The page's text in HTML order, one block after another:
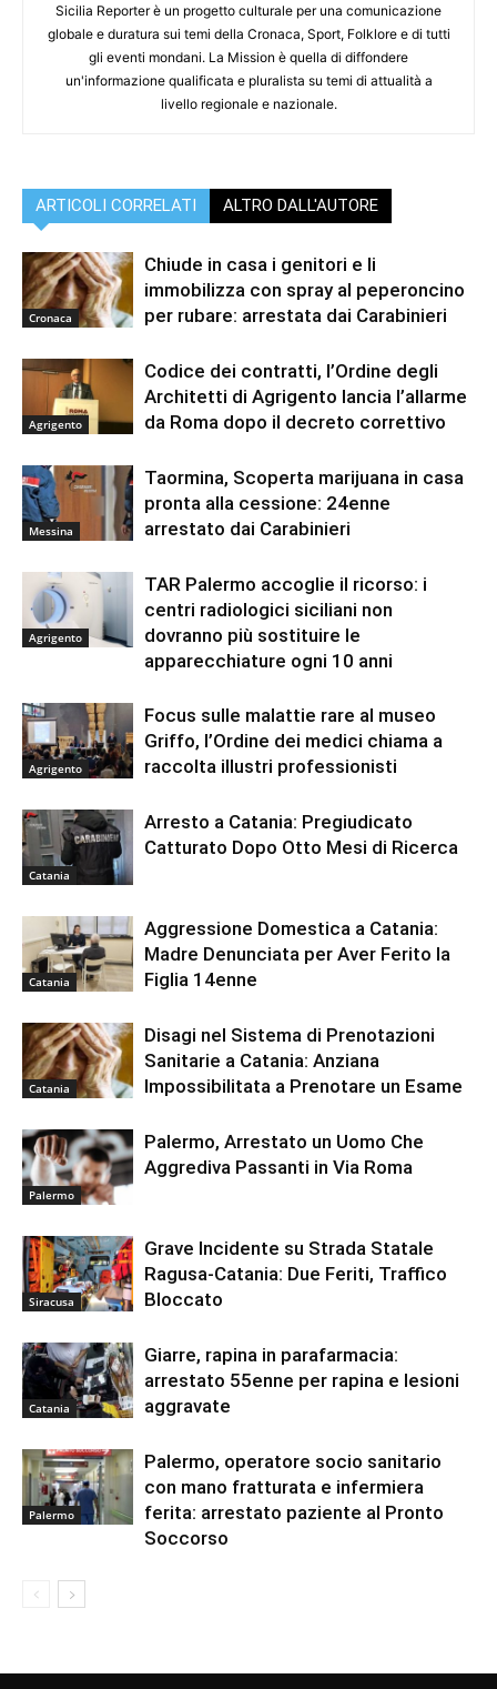
Sicilia Reporter è un progetto culturale per una comunicazione
globale e duratura sui temi della Cronaca, Sport, Folklore e di tutti
gli eventi mondani. La Mission è quella di diffondere
un'informazione qualificata e pluralista su temi di attualità a
livello regionale e nazionale.
ARTICOLI CORRELATI ALTRO DALL'AUTORE
Cronaca
Chiude in casa i genitori e li
immobilizza con spray al peperoncino
per rubare: arrestata dai Carabinieri
Agrigento
Codice dei contratti, l’Ordine degli
Architetti di Agrigento lancia l’allarme
da Roma dopo il decreto correttivo
Messina
Taormina, Scoperta marijuana in casa
pronta alla cessione: 24enne
arrestato dai Carabinieri
Agrigento
TAR Palermo accoglie il ricorso: i
centri radiologici siciliani non
dovranno più sostituire le
apparecchiature ogni 10 anni
Agrigento
Focus sulle malattie rare al museo
Griffo, l’Ordine dei medici chiama a
raccolta illustri professionisti
Catania
Arresto a Catania: Pregiudicato
Catturato Dopo Otto Mesi di Ricerca
Catania
Aggressione Domestica a Catania:
Madre Denunciata per Aver Ferito la
Figlia 14enne
Catania
Disagi nel Sistema di Prenotazioni
Sanitarie a Catania: Anziana
Impossibilitata a Prenotare un Esame
Palermo
Palermo, Arrestato un Uomo Che
Aggrediva Passanti in Via Roma
Siracusa
Grave Incidente su Strada Statale
Ragusa-Catania: Due Feriti, Traffico
Bloccato
Catania
Giarre, rapina in parafarmacia:
arrestato 55enne per rapina e lesioni
aggravate
Palermo
Palermo, operatore socio sanitario
con mano fratturata e infermiera
ferita: arrestato paziente al Pronto
Soccorso